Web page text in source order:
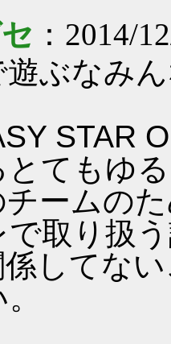
：2014/
ぶなみ
STAR
てもゆ
ームの
取り扱
してな